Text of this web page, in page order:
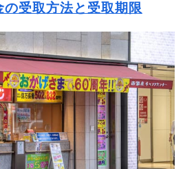
受取方法と受取期限